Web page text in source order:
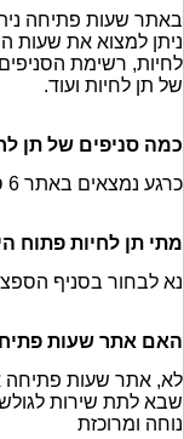
באתר שעות פתיחה
ניתן למצוא את שעות
לחיות, רשימת
של תן לחיות ועוד.
כמה סניפים של תן
כרגע נמצאים באתר 6 סניפים ופרטיהם
מתי תן לחיות פתוח
נא לבחור בסניף
האם אתר שעות
לא, אתר שעות פתיחה
שבא לתת שירות
נוחה ומרוכזת